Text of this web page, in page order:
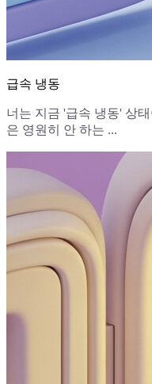
급속 냉동
너는 지금 '급속 냉동' 상
은 영원히 안 하는 ...